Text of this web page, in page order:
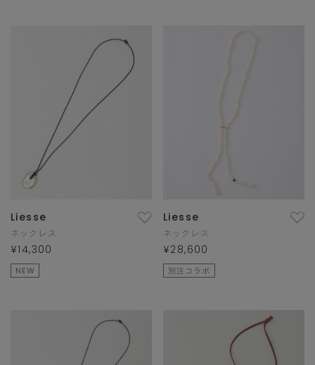
Liesse
ネックレス
¥14,300
NEW
Liesse
ネックレス
¥28,600
別注コラボ